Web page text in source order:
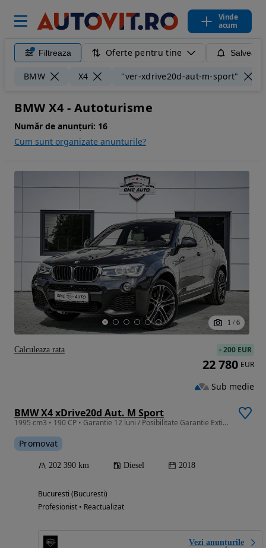
Vinde
acum
Filtreaza Oferte pentru tine
BMW X4 "ver-xdrive20d-aut-m-sport"
BMW X4 - Autoturisme
Număr de anunțuri: 16
Cum sunt organizate anunturile?
1 / 6
BMW X4 xDrive20d Aut. M Sport
1995 cm3 • 190 CP • Garantie 12 luni / Posibilitate Garantie Extinsa / Rate / Credit Auto
Promovat
202 390 km Diesel 2018
Bucuresti (Bucuresti)
Profesionist • Reactualizat
Vezi anunțurile
-200 EUR
22 780 EUR
Sub medie
Calculeaza rata